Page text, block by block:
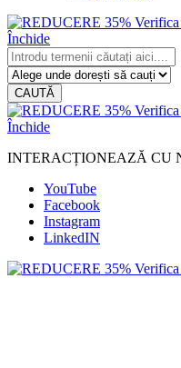
Închide
CAUTĂ
Închide
INTERACȚIONEAZĂ CU
YouTube
Facebook
Instagram
LinkedIN